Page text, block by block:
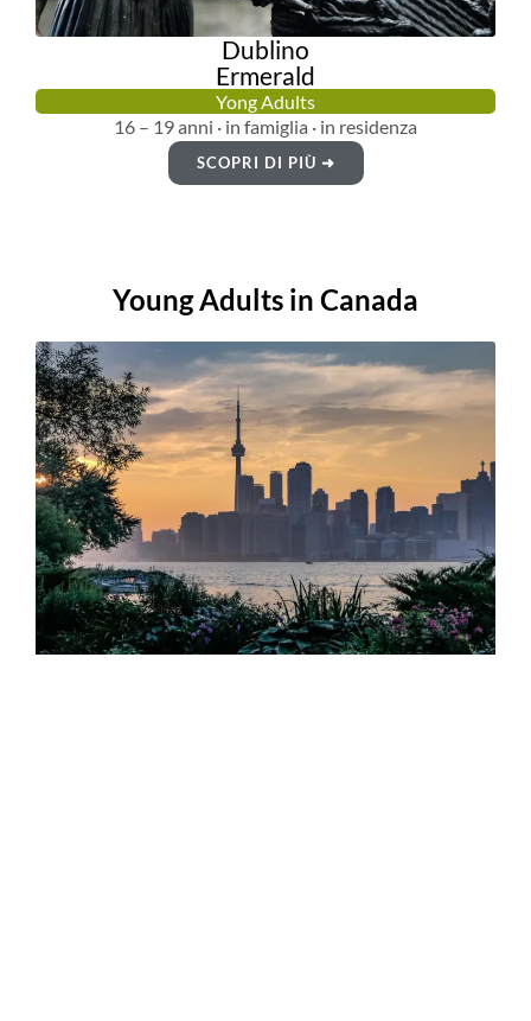
Dublino
Ermerald
Yong Adults
16 – 19 anni · in famiglia · in residenza
SCOPRI DI PIÙ ➜
Young Adults in Canada